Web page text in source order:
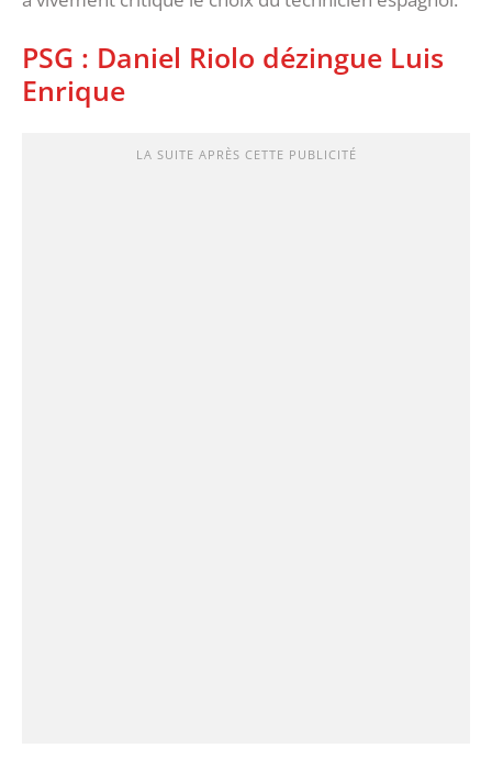
PSG : Daniel Riolo dézingue Luis
Enrique
LA SUITE APRÈS CETTE PUBLICITÉ